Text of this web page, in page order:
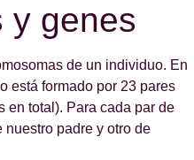
y genes
de un individuo. En
está formado por 23 pares
en total). Para cada par de
nuestro padre y otro de